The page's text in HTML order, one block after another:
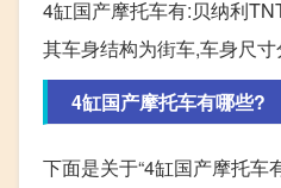
4缸国产摩托车有:贝纳利
其车身结构为街车,车身尺寸
4缸国产摩托车有哪些?
下面是关于“4缸国产摩托车